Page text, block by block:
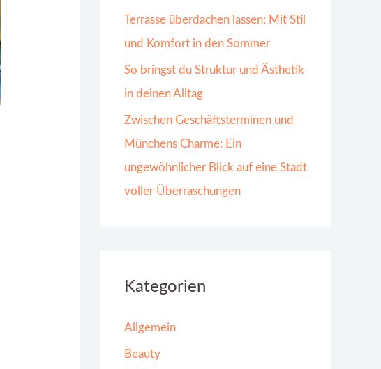
Terrasse überdachen lassen: Mit Stil
und Komfort in den Sommer
So bringst du Struktur und Ästhetik
in deinen Alltag
Zwischen Geschäftsterminen und
Münchens Charme: Ein
ungewöhnlicher Blick auf eine Stadt
voller Überraschungen
Kategorien
Allgemein
Beauty